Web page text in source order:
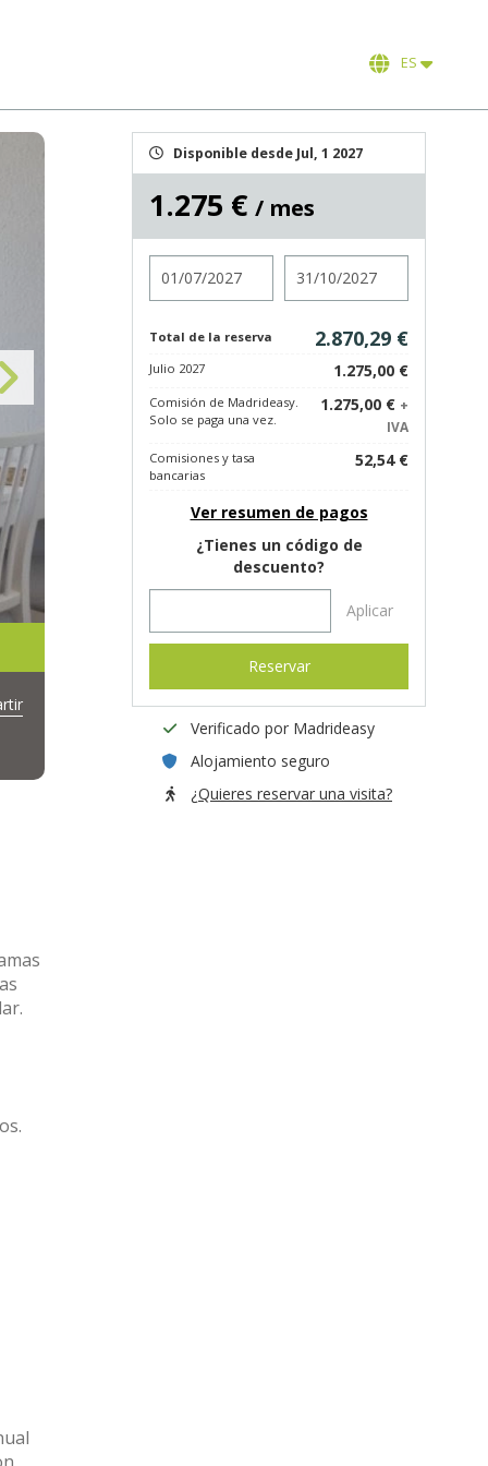
ES
Disponible desde Jul, 1 2027
1.275 € / mes
Total de la reserva 2.870,29 €
Julio 2027 1.275,00 €
Comisión de Madrideasy.
Solo se paga una vez.
1.275,00 € +
IVA
Comisiones y tasa
bancarias
52,54 €
Ver resumen de pagos
¿Tienes un código de
descuento?
Aplicar
Reservar
Verificado por Madrideasy
Alojamiento seguro
¿Quieres reservar una visita?